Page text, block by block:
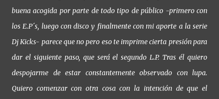
buena acogida por parte de todo tipo de público -primero con
los E.P´s, luego con disco y finalmente con mi aporte a la serie
Dj Kicks- parece que no pero eso te imprime cierta presión para
dar el siguiente paso, que será el segundo L.P. Tras él quiero
despojarme de estar constantemente observado con lupa.
Quiero comenzar con otra cosa con la intención de que el